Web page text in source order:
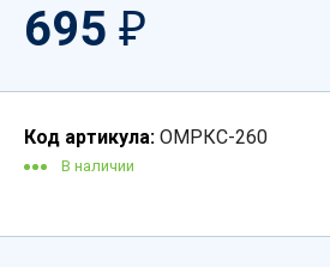
695 ₽
Код артикула: ОМРКС-260
В наличии